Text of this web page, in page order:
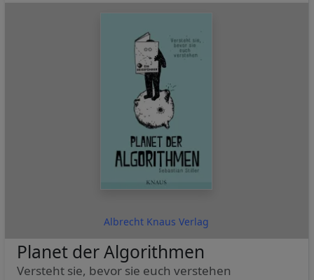
Albrecht Knaus Verlag
Planet der Algorithmen
Versteht sie, bevor sie euch verstehen